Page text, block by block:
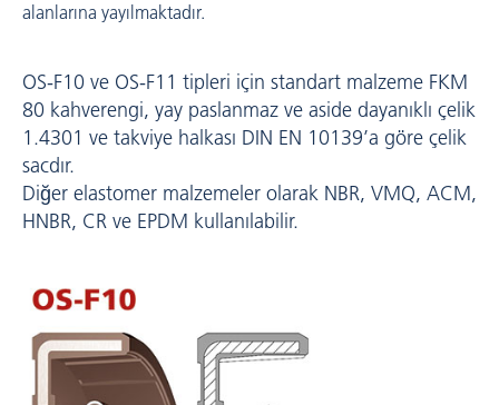
alanlarına yayılmaktadır.
OS-F10 ve OS-F11 tipleri için standart malzeme FKM
80 kahverengi, yay paslanmaz ve aside dayanıklı çelik
1.4301 ve takviye halkası DIN EN 10139’a göre çelik
sacdır.
Diğer elastomer malzemeler olarak NBR, VMQ, ACM,
HNBR, CR ve EPDM kullanılabilir.